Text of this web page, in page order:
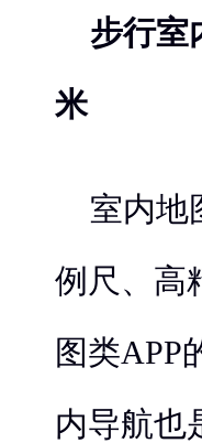
步行室
米
室内地
例尺、高
图类APP
内导航也